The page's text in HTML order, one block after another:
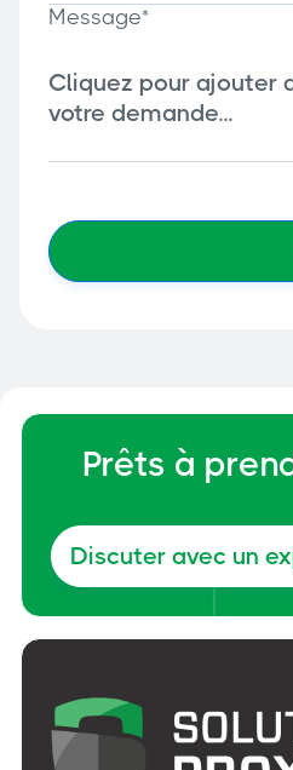
Message*
Prêts à
Discuter avec un